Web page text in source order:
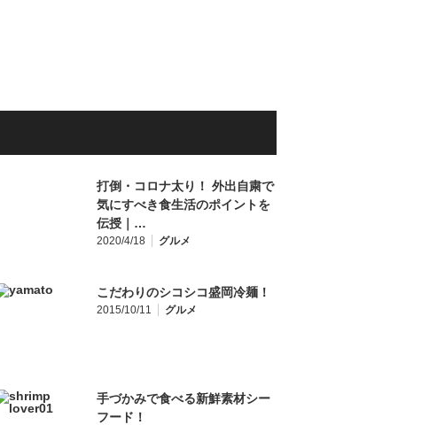
打倒・コロナ太り！ 外出自粛で
気にすべき食生活のポイントを
伝授｜…
2020/4/18 グルメ
こだわりのシコシコ盛岡冷麺！
2015/10/11 グルメ
手づかみで食べる新鮮素材シー
フード！